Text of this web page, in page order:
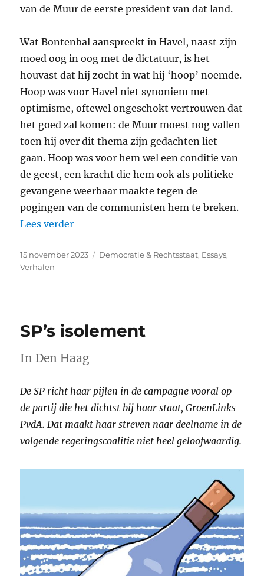
van de Muur de eerste president van dat land.
Wat Bontenbal aanspreekt in Havel, naast zijn
moed oog in oog met de dictatuur, is het
houvast dat hij zocht in wat hij ‘hoop’ noemde.
Hoop was voor Havel niet synoniem met
optimisme, oftewel ongeschokt vertrouwen dat
het goed zal komen: de Muur moest nog vallen
toen hij over dit thema zijn gedachten liet
gaan. Hoop was voor hem wel een conditie van
de geest, een kracht die hem ook als politieke
gevangene weerbaar maakte tegen de
pogingen van de communisten hem te breken.
Lees verder“Op hoop en zegen”
Geplaatst
op
15 november 2023 Categorieën
Democratie & Rechtsstaat, Essays,
Verhalen
SP’s isolement
In Den Haag
De SP richt haar pijlen in de campagne vooral op
de partij die het dichtst bij haar staat, GroenLinks-
PvdA. Dat maakt haar streven naar deelname in de
volgende regeringscoalitie niet heel geloofwaardig.